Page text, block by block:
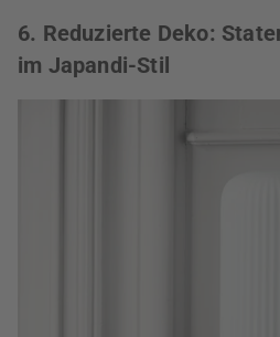
6. Reduzierte Deko:
im Japandi-Stil